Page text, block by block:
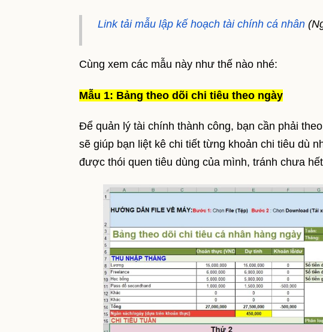
Link tải mẫu lập kế hoạch tài chính cá nhân
Cùng xem các mẫu này như thế nào nhé:
Mẫu 1: Bảng theo dõi chi tiêu theo ngày
Để quản lý tài chính thành công, bạn cần phải
sẽ giúp bạn liệt kê chi tiết từng khoản chi tiêu dù
được thói quen tiêu dùng của mình, tránh chưa